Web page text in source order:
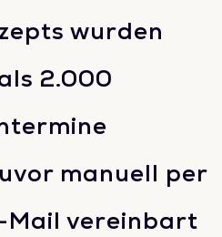
wurden
2.000
manuell per
Mail vereinbart